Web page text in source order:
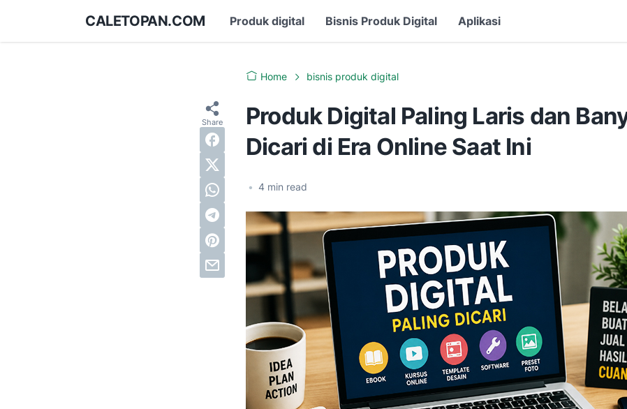
CALETOPAN.COM Produk digital Bisnis Produk Digital Aplikasi
Home bisnis produk digital
Produk Digital Paling Laris dan
Dicari di Era Online Saat Ini
• 4 min read